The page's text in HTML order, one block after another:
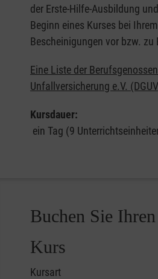
der Erste-Hilfe-Ausbildung
Beginn eines Kurses bei
Bescheinigungen vor bzw. zu
Eine Liste der
Unfallversicherung e.V.
Kursdauer:
ein Tag (9
Buchen Sie
Kurs
Kursart